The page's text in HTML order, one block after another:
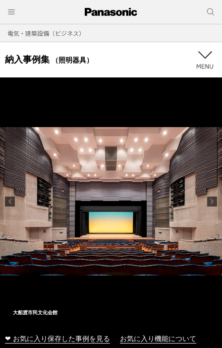
電気・建築設備（ビジネス）
納入事例集 （照明器具）
大船渡市民文化会館
❤ お気に入り保存した事例を見る お気に入り機能について